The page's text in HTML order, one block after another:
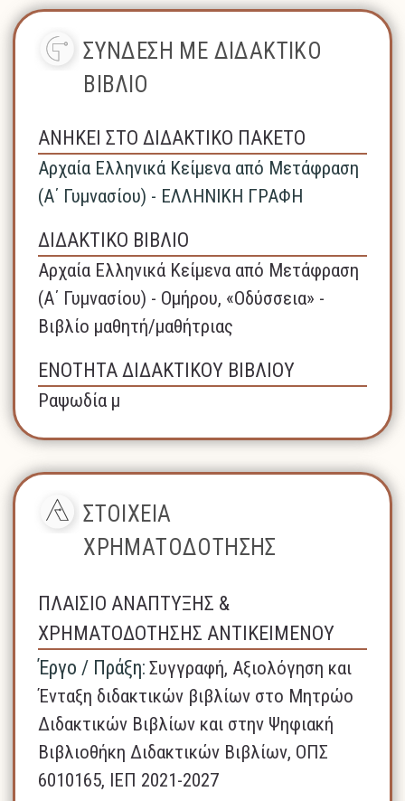
ΣΥΝΔΕΣΗ ΜΕ ΔΙΔΑΚΤΙΚΟ
ΒΙΒΛΙΟ
ΑΝΗΚΕΙ ΣΤΟ ΔΙΔΑΚΤΙΚΟ ΠΑΚΕΤΟ
Αρχαία Ελληνικά Κείμενα από Μετάφραση
(Α΄ Γυμνασίου) - ΕΛΛΗΝΙΚΗ ΓΡΑΦΗ
ΔΙΔΑΚΤΙΚΟ ΒΙΒΛΙΟ
Αρχαία Ελληνικά Κείμενα από Μετάφραση
(Α΄ Γυμνασίου) - Ομήρου, «Οδύσσεια» -
Βιβλίο μαθητή/μαθήτριας
ΕΝΟΤΗΤΑ ΔΙΔΑΚΤΙΚΟΥ ΒΙΒΛΙΟΥ
Ραψωδία μ
ΣΤΟΙΧΕΙΑ
ΧΡΗΜΑΤΟΔΟΤΗΣΗΣ
ΠΛΑΙΣΙΟ ΑΝΑΠΤΥΞΗΣ &
ΧΡΗΜΑΤΟΔΟΤΗΣΗΣ ΑΝΤΙΚΕΙΜΕΝΟΥ
Έργο / Πράξη: Συγγραφή, Αξιολόγηση και
Ένταξη διδακτικών βιβλίων στο Μητρώο
Διδακτικών Βιβλίων και στην Ψηφιακή
Βιβλιοθήκη Διδακτικών Βιβλίων, ΟΠΣ
6010165, ΙΕΠ 2021-2027